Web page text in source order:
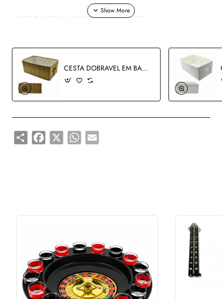
USADO NORMALMENTE EM VEÍCULOS
REF: AP7527-YG
CESTA DOBRAVEL EM BAMBU FORRADO COM TECIDO REF: AP16925-4
Share Facebook
X WhatsApp
Email